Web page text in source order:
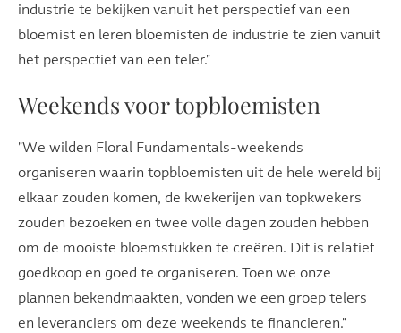
industrie te bekijken vanuit het perspectief van een
bloemist en leren bloemisten de industrie te zien vanuit
het perspectief van een teler."
Weekends voor topbloemisten
"We wilden Floral Fundamentals-weekends
organiseren waarin topbloemisten uit de hele wereld bij
elkaar zouden komen, de kwekerijen van topkwekers
zouden bezoeken en twee volle dagen zouden hebben
om de mooiste bloemstukken te creëren. Dit is relatief
goedkoop en goed te organiseren. Toen we onze
plannen bekendmaakten, vonden we een groep telers
en leveranciers om deze weekends te financieren."